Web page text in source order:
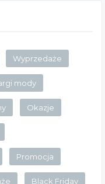
Wyprzedaże
mody
Okazje
Promocja
Black Friday